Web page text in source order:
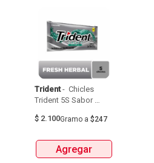
Trident - Chicles
Trident 5S Sabor
$ 2.100Gramo a $247
Agregar